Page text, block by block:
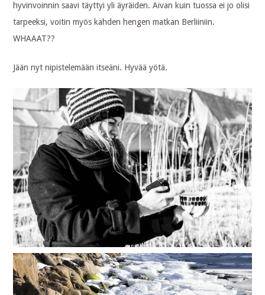
hyvinvoinnin saavi täyttyi yli äyräiden. Aivan kuin tuossa ei jo olisi
tarpeeksi, voitin myös kahden hengen matkan Berliiniin.
WHAAAT??
Jään nyt nipistelemään itseäni. Hyvää yötä.